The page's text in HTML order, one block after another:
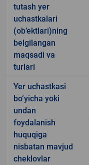
tutash yer
uchastkalari
(ob’ektlari)ning
belgilangan
maqsadi va
turlari
Yer uchastkasi
bo‘yicha yoki
undan
foydalanish
huquqiga
nisbatan mavjud
cheklovlar